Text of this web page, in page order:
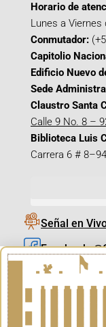
Horario de
Lunes a Viernes
Conmutador:
Capitolio
Edificio Nuevo
Sede
Claustro Santa
Calle 9 No. 8 –
Biblioteca Luis
Carrera 6 # 8–94
Señal en